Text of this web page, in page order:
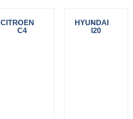
CITROEN
-
C4
HYUNDAI
-
I20